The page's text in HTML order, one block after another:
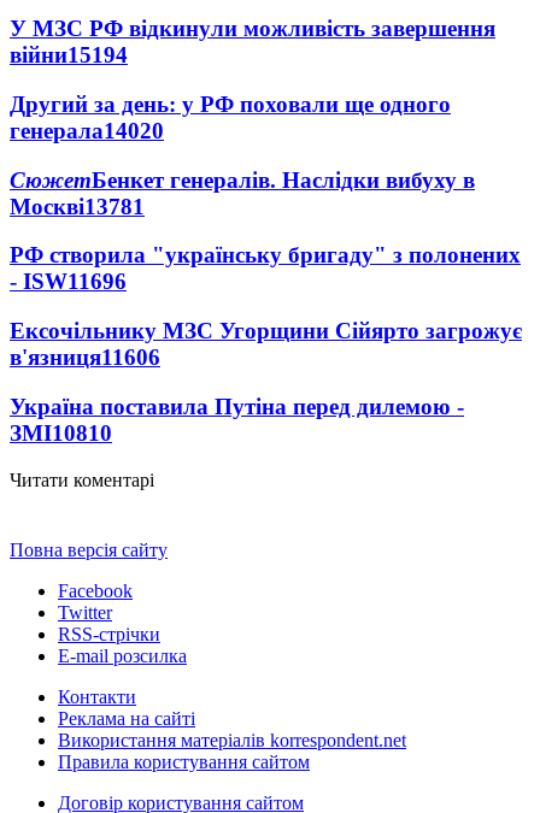
У МЗС РФ відкинули можливість завершення
війни15194
Другий за день: у РФ поховали ще одного
генерала14020
СюжетБенкет генералів. Наслідки вибуху в
Москві13781
РФ створила "українську бригаду" з полонених
- ISW11696
Ексочільнику МЗС Угорщини Сійярто загрожує
в'язниця11606
Україна поставила Путіна перед дилемою -
ЗМІ10810
Читати коментарі
Повна версія сайту
Facebook
Twitter
RSS-стрічки
E-mail розсилка
Контакти
Реклама на сайті
Використання матеріалів korrespondent.net
Правила користування сайтом
Договір користування сайтом